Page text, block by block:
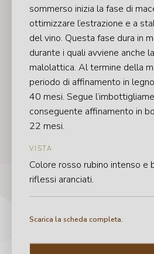
sommerso inizia la fase di
ottimizzare l’estrazione e a
del vino. Questa fase dura in
durante i quali avviene anche
malolattica. Al termine della
periodo di affinamento in
40 mesi. Segue
conseguente affinamento in
22 mesi.
VISTA
Colore rosso rubino intenso e
riflessi aranciati.
Scarica la scheda completa.